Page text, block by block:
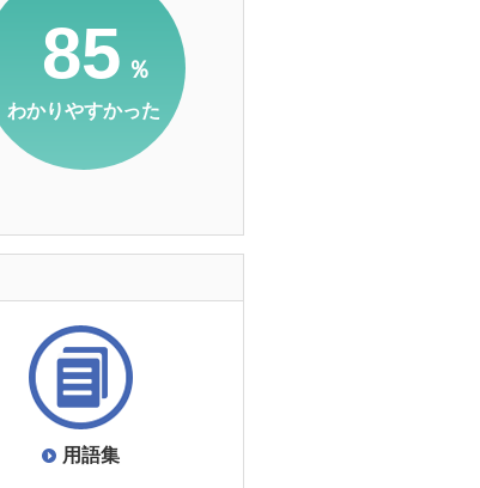
85 ％
わかりやすかった
用語集